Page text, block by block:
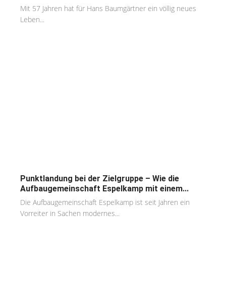
Mit 57 Jahren hat für Hans Baumgärtner ein völlig neues
Leben...
Punktlandung bei der Zielgruppe – Wie die
Aufbaugemeinschaft Espelkamp mit einem...
Die Aufbaugemeinschaft Espelkamp ist seit Jahren ein
Vorreiter in Sachen modernes...